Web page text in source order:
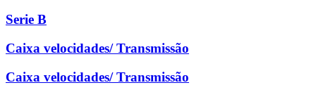
Serie B
Caixa velocidades/ Transmissão
Caixa velocidades/ Transmissão